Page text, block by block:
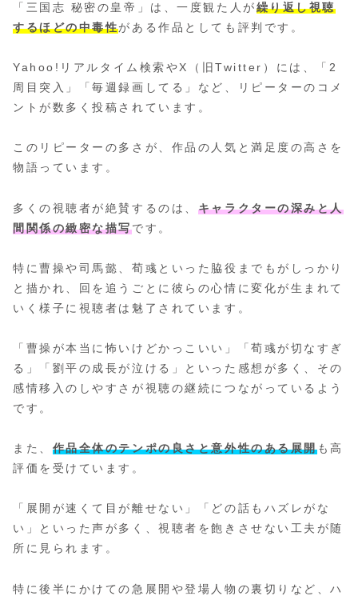
「三国志 秘密の皇帝」は、一度観た人が繰り返し視聴
するほどの中毒性がある作品としても評判です。
Yahoo!リアルタイム検索やX（旧Twitter）には、「2
周目突入」「毎週録画してる」など、リピーターのコメ
ントが数多く投稿されています。
このリピーターの多さが、作品の人気と満足度の高さを
物語っています。
多くの視聴者が絶賛するのは、 キャラクターの深みと人
間関係の緻密な描写です。
特に曹操や司馬懿、荀彧といった脇役までもがしっかり
と描かれ、回を追うごとに彼らの心情に変化が生まれて
いく様子に視聴者は魅了されています。
「曹操が本当に怖いけどかっこいい」「荀彧が切なすぎ
る」「劉平の成長が泣ける」といった感想が多く、その
感情移入のしやすさが視聴の継続につながっているよう
です。
また、 作品全体のテンポの良さと意外性のある展開も高
評価を受けています。
「展開が速くて目が離せない」「どの話もハズレがな
い」といった声が多く、視聴者を飽きさせない工夫が随
所に見られます。
特に後半にかけての急展開や登場人物の裏切りなど、ハ